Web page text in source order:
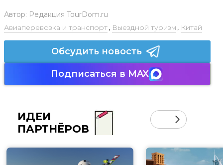
Автор: Редакция TourDom.ru
Авиаперевозка и транспорт, Выездной туризм , Китай
Обсудить новость
Подписаться в MAX
ИДЕИ
ПАРТНЁРОВ